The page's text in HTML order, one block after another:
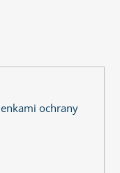
ochrany